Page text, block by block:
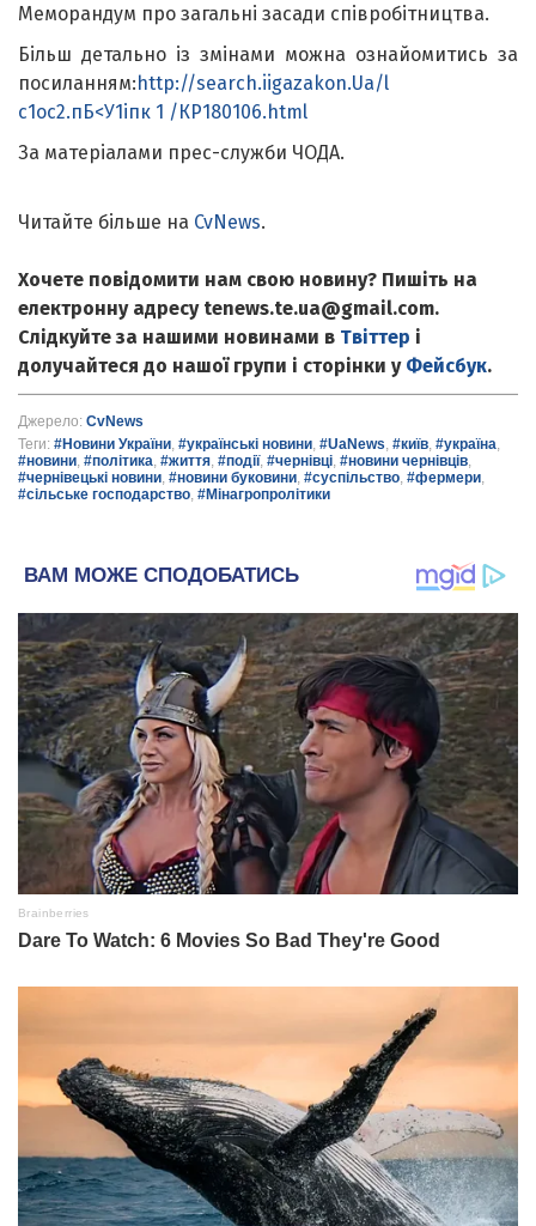
Меморандум про загальні засади співробітництва.
Більш детально із змінами можна ознайомитись за
посиланням:http://search.iigazakon.Ua/l
с1ос2.пБ<У1іпк 1 /КР180106.html
За матеріалами прес-служби ЧОДА.
Читайте більше на CvNews.
Хочете повідомити нам свою новину? Пишіть на
електронну адресу tenews.te.ua@gmail.com.
Слідкуйте за нашими новинами в Твіттер і
долучайтеся до нашої групи і сторінки у Фейсбук.
Джерело: CvNews
Теги: #Новини України, #українські новини, #UaNews, #київ, #україна,
#новини, #політика, #життя, #події, #чернівці, #новини чернівців,
#чернівецькі новини, #новини буковини, #суспільство, #фермери,
#сільське господарство, #Мінагропролітики